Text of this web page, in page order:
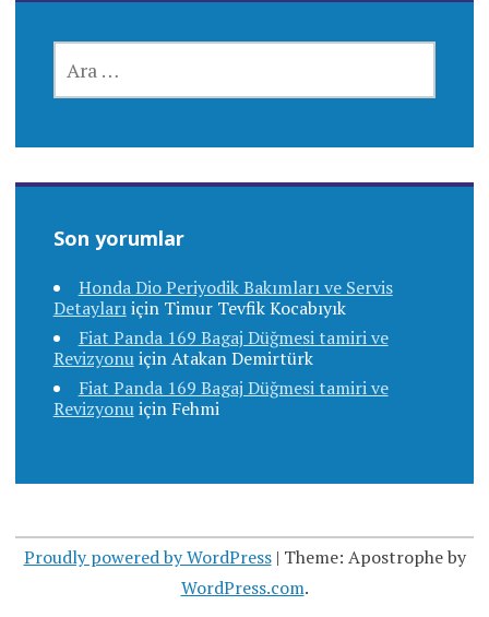
Son yorumlar
Honda Dio Periyodik Bakımları ve Servis
Detaylarıiçin Timur Tevfik Kocabıyık
Fiat Panda 169 Bagaj Düğmesi tamiri ve
RevizyonuiçinAtakan Demirtürk
Fiat Panda 169 Bagaj Düğmesi tamiri ve
Revizyonuiçin Fehmi
Proudly powered by WordPress | Theme: Apostrophe by
WordPress.com.